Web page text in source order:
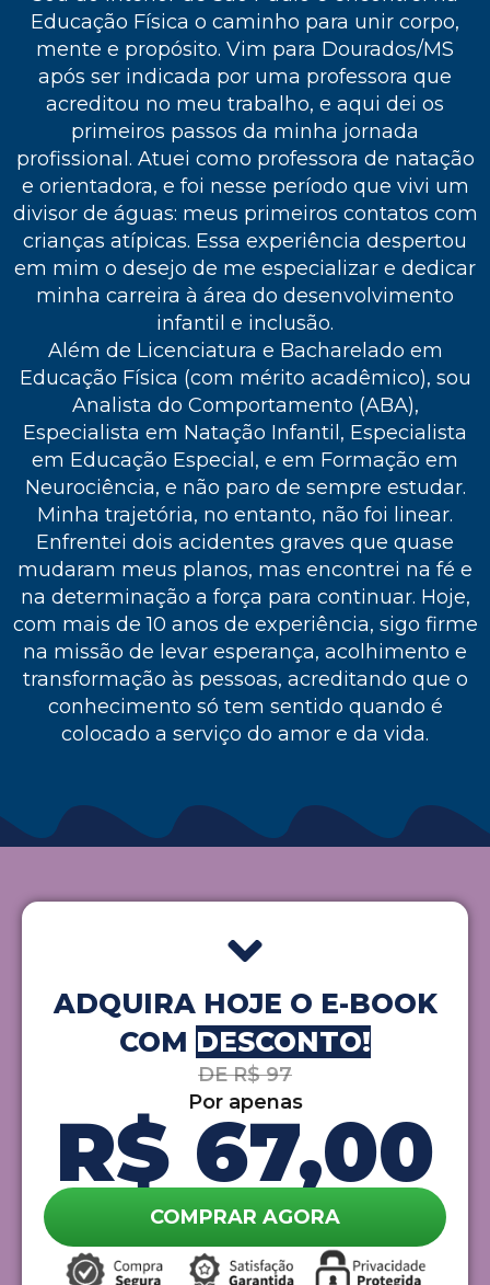
Educação Física o caminho para unir corpo,
mente e propósito. Vim para Dourados/MS
após ser indicada por uma professora que
acreditou no meu trabalho, e aqui dei os
primeiros passos da minha jornada
profissional. Atuei como professora de natação
e orientadora, e foi nesse período que vivi um
divisor de águas: meus primeiros contatos com
crianças atípicas. Essa experiência despertou
em mim o desejo de me especializar e dedicar
minha carreira à área do desenvolvimento
infantil e inclusão.
Além de Licenciatura e Bacharelado em
Educação Física (com mérito acadêmico), sou
Analista do Comportamento (ABA),
Especialista em Natação Infantil, Especialista
em Educação Especial, e em Formação em
Neurociência, e não paro de sempre estudar.
Minha trajetória, no entanto, não foi linear.
Enfrentei dois acidentes graves que quase
mudaram meus planos, mas encontrei na fé e
na determinação a força para continuar. Hoje,
com mais de 10 anos de experiência, sigo firme
na missão de levar esperança, acolhimento e
transformação às pessoas, acreditando que o
conhecimento só tem sentido quando é
colocado a serviço do amor e da vida.
ADQUIRA HOJE O E-BOOK
COM DESCONTO!
DE R$ 97
Por apenas
R$ 67,00
COMPRAR AGORA